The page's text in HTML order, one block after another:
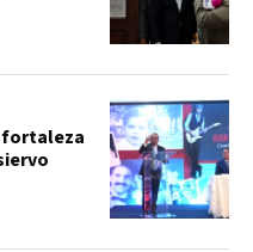
fortaleza